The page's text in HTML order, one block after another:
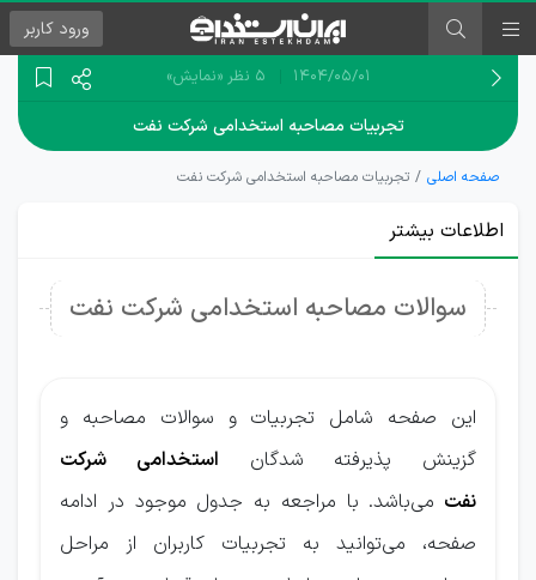
ورود کاربر
۱۴۰۴/۰۵/۰۱ 5 نظر «نمایش»
تجربیات مصاحبه استخدامی شرکت نفت
صفحه اصلی تجربیات مصاحبه استخدامی شرکت نفت
اطلاعات بیشتر
سوالات مصاحبه استخدامی شرکت نفت
این صفحه شامل تجربیات و سوالات مصاحبه و
گزینش پذیرفته شدگان استخدامی شرکت
نفت می‌باشد. با مراجعه به جدول موجود در ادامه
صفحه، می‌توانید به تجربیات کاربران از مراحل